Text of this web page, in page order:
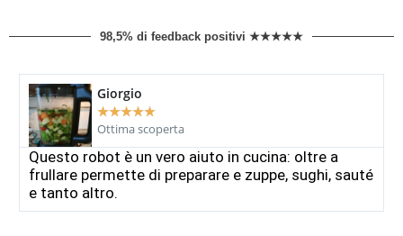
98,5% di feedback positivi ★★★★★
Giorgio
★★★★★
Ottima scoperta
Questo robot è un vero aiuto in cucina: oltre a
frullare permette di preparare e zuppe, sughi, sauté
e tanto altro.